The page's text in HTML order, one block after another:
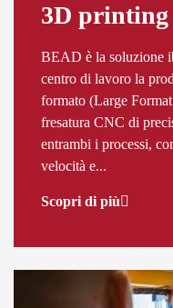
3D printing
BEAD è la soluzione
centro di lavoro la
formato (Large
fresatura CNC di
entrambi i processi,
velocità e...
Scopri di più